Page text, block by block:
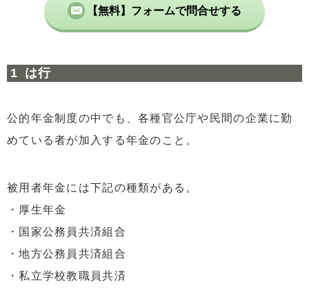
【無料】フォームで問合せする
は行
公的年金制度の中でも、各種官公庁や民間の企業に勤
めている者が加入する年金のこと。
被用者年金には下記の種類がある。
・厚生年金
・国家公務員共済組合
・地方公務員共済組合
・私立学校教職員共済